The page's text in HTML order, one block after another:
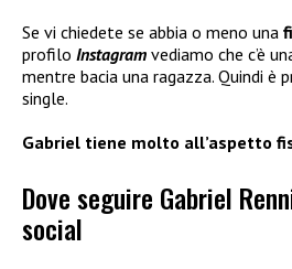
Se vi chiedete se abbia o meno una
profilo Instagram vediamo che c’è
mentre bacia una ragazza. Quindi è
single.
Gabriel tiene molto all’aspetto
Dove seguire Gabriel
social